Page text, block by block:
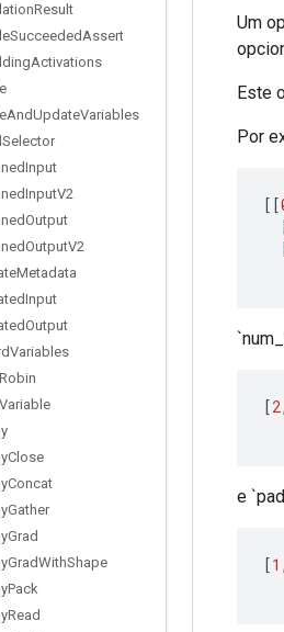
Result
SucceededAssert
Activations
AndUpdateVariables
Selector
Input
InputV2
Output
OutputV2
Metadata
Input
Output
Variables
Robin
Variable
Close
Concat
Gather
Grad
GradWithShape
Pack
Read
Um
Este
Por
[[
[2,
e
[1 ,